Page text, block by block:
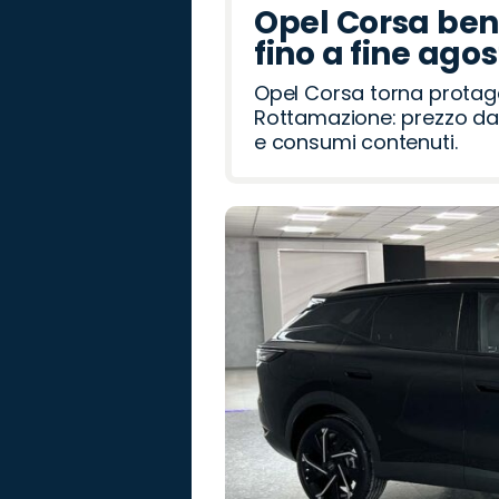
o
o
v
e
h
a
a
i
o
m
e
o
t
ë
n
Opel Corsa
fino a fine
Opel Corsa torna
Rottamazione: prezzo
e consumi contenuti.